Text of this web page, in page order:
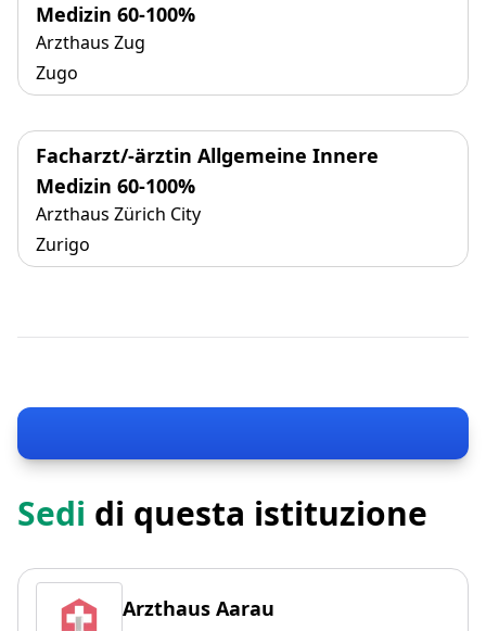
Medizin 60-100%
Arzthaus Zug
Zugo
Facharzt/-ärztin Allgemeine Innere
Medizin 60-100%
Arzthaus Zürich City
Zurigo
Sedi di questa istituzione
Arzthaus Aarau